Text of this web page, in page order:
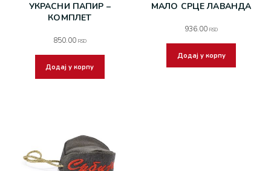
УКРАСНИ ПАПИР –
КОМПЛЕТ
850.00 RSD
Додај у корпу
МАЛО СРЦЕ ЛАВАНДА
936.00RSD
Додај у корпу